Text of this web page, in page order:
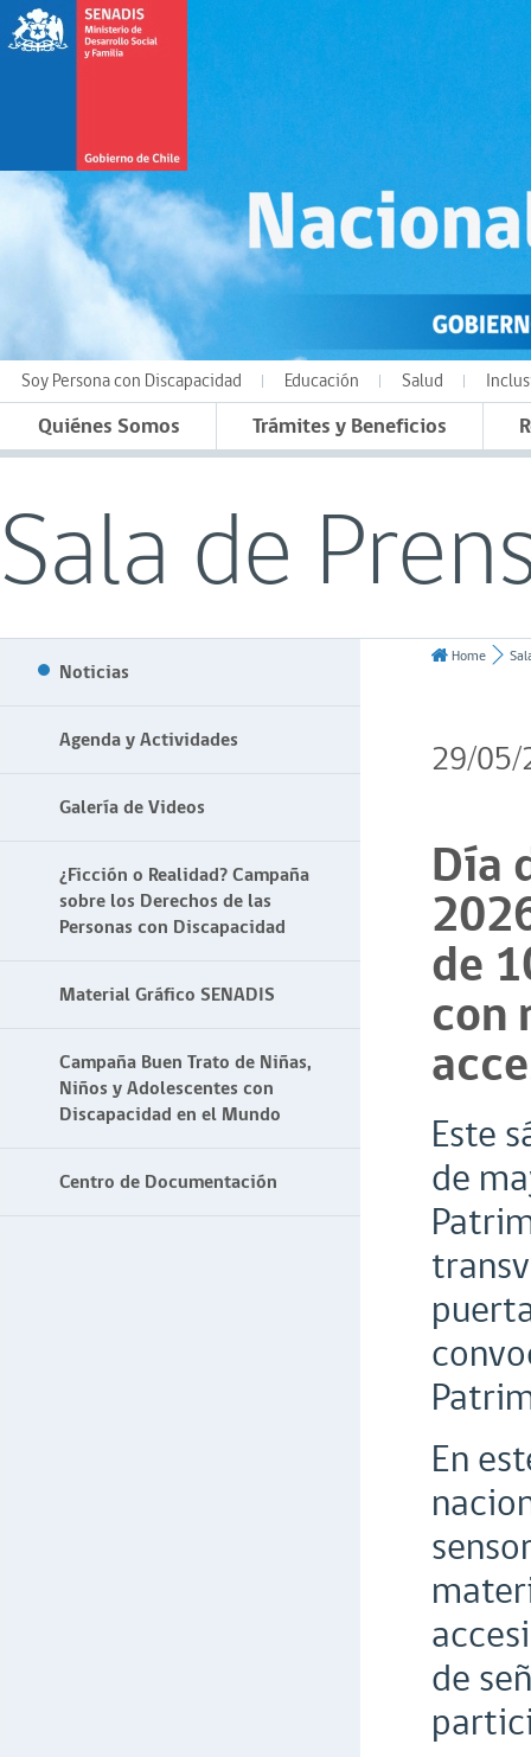
Soy Persona con Discapacidad Educación Salud
Quiénes Somos Trámites y Beneficios
Sala de
Noticias
Agenda y Actividades
Galería de Videos
¿Ficción o Realidad? Campaña
sobre los Derechos de las
Personas con Discapacidad
Material Gráfico SENADIS
Campaña Buen Trato de Niñas,
Niños y Adolescentes con
Discapacidad en el Mundo
Centro de Documentación
Home
29/
Día
de
con
Este
de
En
de